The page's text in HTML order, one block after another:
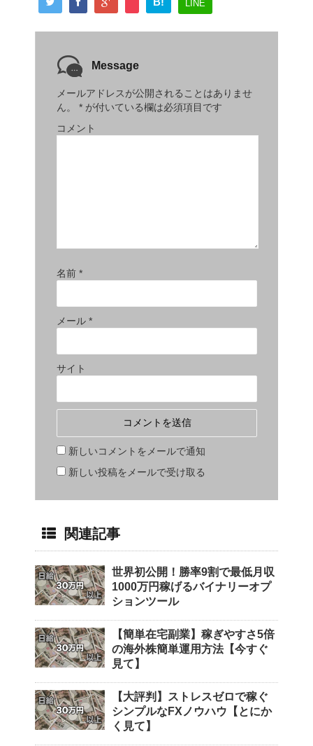
LINE
Message
メールアドレスが公開されることはありませ
ん。
* が付いている欄は必須項目です
コメント
名前 *
メール *
サイト
新しいコメントをメールで通知
新しい投稿をメールで受け取る
関連記事
世界初公開！勝率9割で最低月収
1000万円稼げるバイナリーオプ
ションツール
【簡単在宅副業】稼ぎやすさ5倍
の海外株簡単運用方法【今すぐ
見て】
【大評判】ストレスゼロで稼ぐ
シンプルなFXノウハウ【とにか
く見て】